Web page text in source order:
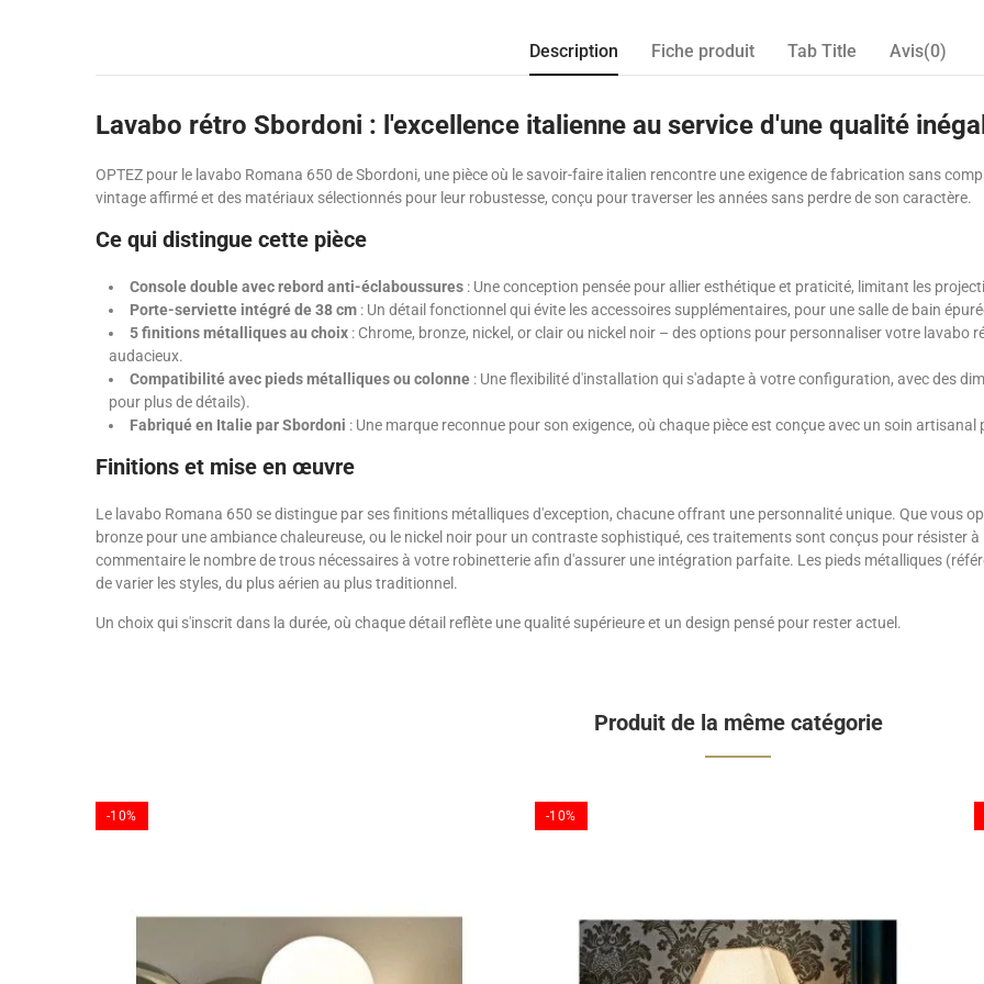
Description Fiche produit Tab Title Avis(0)
Lavabo rétro Sbordoni : l'excellence italienne au service d'une qualité
OPTEZ pour le lavabo Romana 650 de Sbordoni, une pièce où le savoir-faire italien rencontre une exigence de fabrication sans
vintage affirmé et des matériaux sélectionnés pour leur robustesse, conçu pour traverser les années sans perdre de son caractère.
Ce qui distingue cette pièce
Console double avec rebord anti-éclaboussures : Une conception pensée pour allier esthétique et praticité, limitant les
Porte-serviette intégré de 38 cm : Un détail fonctionnel qui évite les accessoires supplémentaires, pour une salle de bain
5 finitions métalliques au choix : Chrome, bronze, nickel, or clair ou nickel noir – des options pour personnaliser votre lavabo
audacieux.
Compatibilité avec pieds métalliques ou colonne : Une flexibilité d'installation qui s'adapte à votre configuration, avec des
pour plus de détails).
Fabriqué en Italie par Sbordoni : Une marque reconnue pour son exigence, où chaque pièce est conçue avec un soin
Finitions et mise en œuvre
Le lavabo Romana 650 se distingue par ses finitions métalliques d'exception, chacune offrant une personnalité unique. Que vous
bronze pour une ambiance chaleureuse, ou le nickel noir pour un contraste sophistiqué, ces traitements sont conçus pour résister
commentaire le nombre de trous nécessaires à votre robinetterie afin d'assurer une intégration parfaite. Les pieds métalliques
de varier les styles, du plus aérien au plus traditionnel.
Un choix qui s'inscrit dans la durée, où chaque détail reflète une qualité supérieure et un design pensé pour rester actuel.
Produit de la même catégorie
-10% -10%